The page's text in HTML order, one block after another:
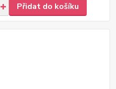
Přidat do košíku